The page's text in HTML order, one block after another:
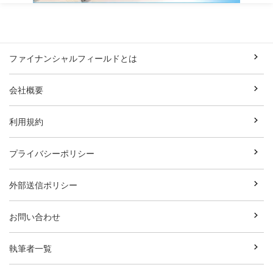
ファイナンシャルフィールドとは
会社概要
利用規約
プライバシーポリシー
外部送信ポリシー
お問い合わせ
執筆者一覧